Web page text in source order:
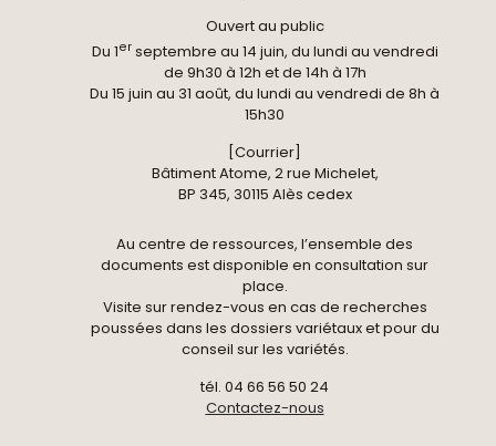
Ouvert au public
Du 1erseptembre au 14 juin, du lundi au vendredi
de 9h30 à 12h et de 14h à 17h
Du 15 juin au 31 août, du lundi au vendredi de 8h à
15h30
[Courrier]
Bâtiment Atome, 2 rue Michelet,
BP 345, 30115 Alès cedex
Au centre de ressources, l’ensemble des
documents est disponible en consultation sur
place.
Visite sur rendez-vous en cas de recherches
poussées dans les dossiers variétaux et pour du
conseil sur les variétés.
tél. 04 66 56 50 24
Contactez-nous